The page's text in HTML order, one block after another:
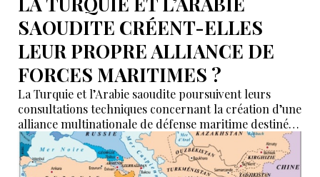
SAOUDITE CRÉENT-ELLES
LEUR PROPRE ALLIANCE DE
FORCES MARITIMES ?
La Turquie et l’Arabie saoudite poursuivent leurs
consultations techniques concernant la création d’une
alliance multinationale de défense maritime destinée
à garantir la sécurité de la navigation en mer Rouge,
dans le détroit de Bab el-Mandeb et dans le golfe
d’Aden.